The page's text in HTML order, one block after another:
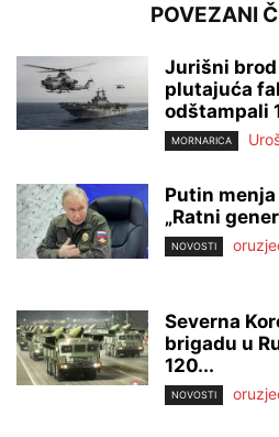
POVEZANI
Jurišni brod
plutajuća
odštampali
MORNARICA
Putin
„Ratni
NOVOSTI
Severna
brigadu u
120...
NOVOSTI